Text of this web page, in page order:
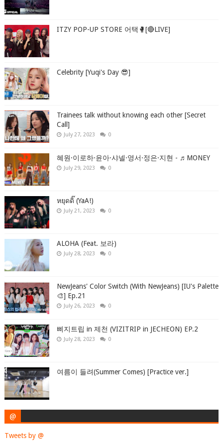
ITZY POP-UP STORE 어택🥊[🔴LIVE]
Celebrity [Yuqi's Day 😎]
Trainees talk without knowing each other [Secret
Call]
July 27, 2023 0
혜원·이로하·윤아·샤넬·영서·정은·지현 - ♬MONEY
July 29, 2023 0
หยุดดิ๊ (YaA!)
July 21, 2023 0
ALOHA (Feat. 보라)
July 28, 2023 0
NewJeans' Color Switch (With NewJeans) [IU's Palette
🎨] Ep.21
July 26, 2023 0
삐지트립 in 제천 (VIZITRIP in JECHEON) EP.2
July 28, 2023 0
여름이 들려(Summer Comes) [Practice ver.]
@
Tweets by @